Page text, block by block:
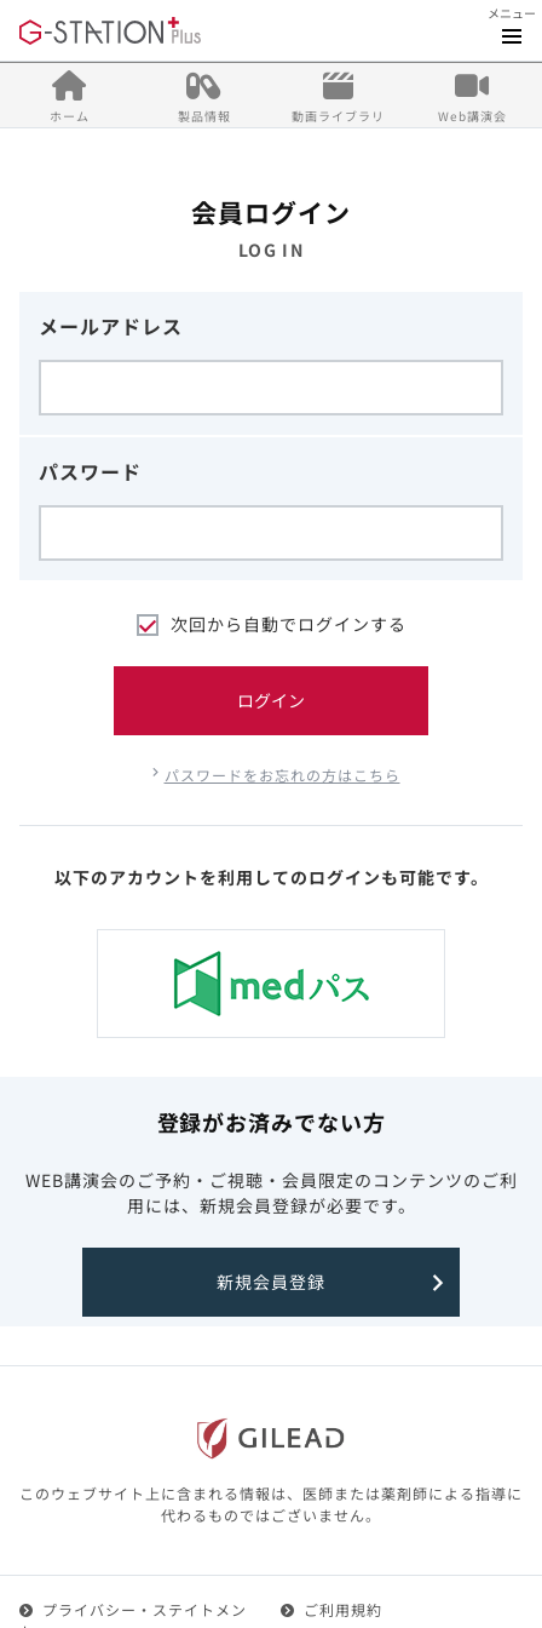
メニュー
ホーム 製品情報 動画ライブラリ Web講演会
会員ログイン
LOG IN
メールアドレス
パスワード
次回から自動でログインする
ログイン
パスワードをお忘れの方はこちら
以下のアカウントを利用してのログインも可能です。
登録がお済みでない方
WEB講演会のご予約・ご視聴・会員限定のコンテンツのご利
用には、新規会員登録が必要です。
新規会員登録
このウェブサイト上に含まれる情報は、医師または薬剤師による指導に
代わるものではございません。
プライバシー・ステイトメン
ご利用規約